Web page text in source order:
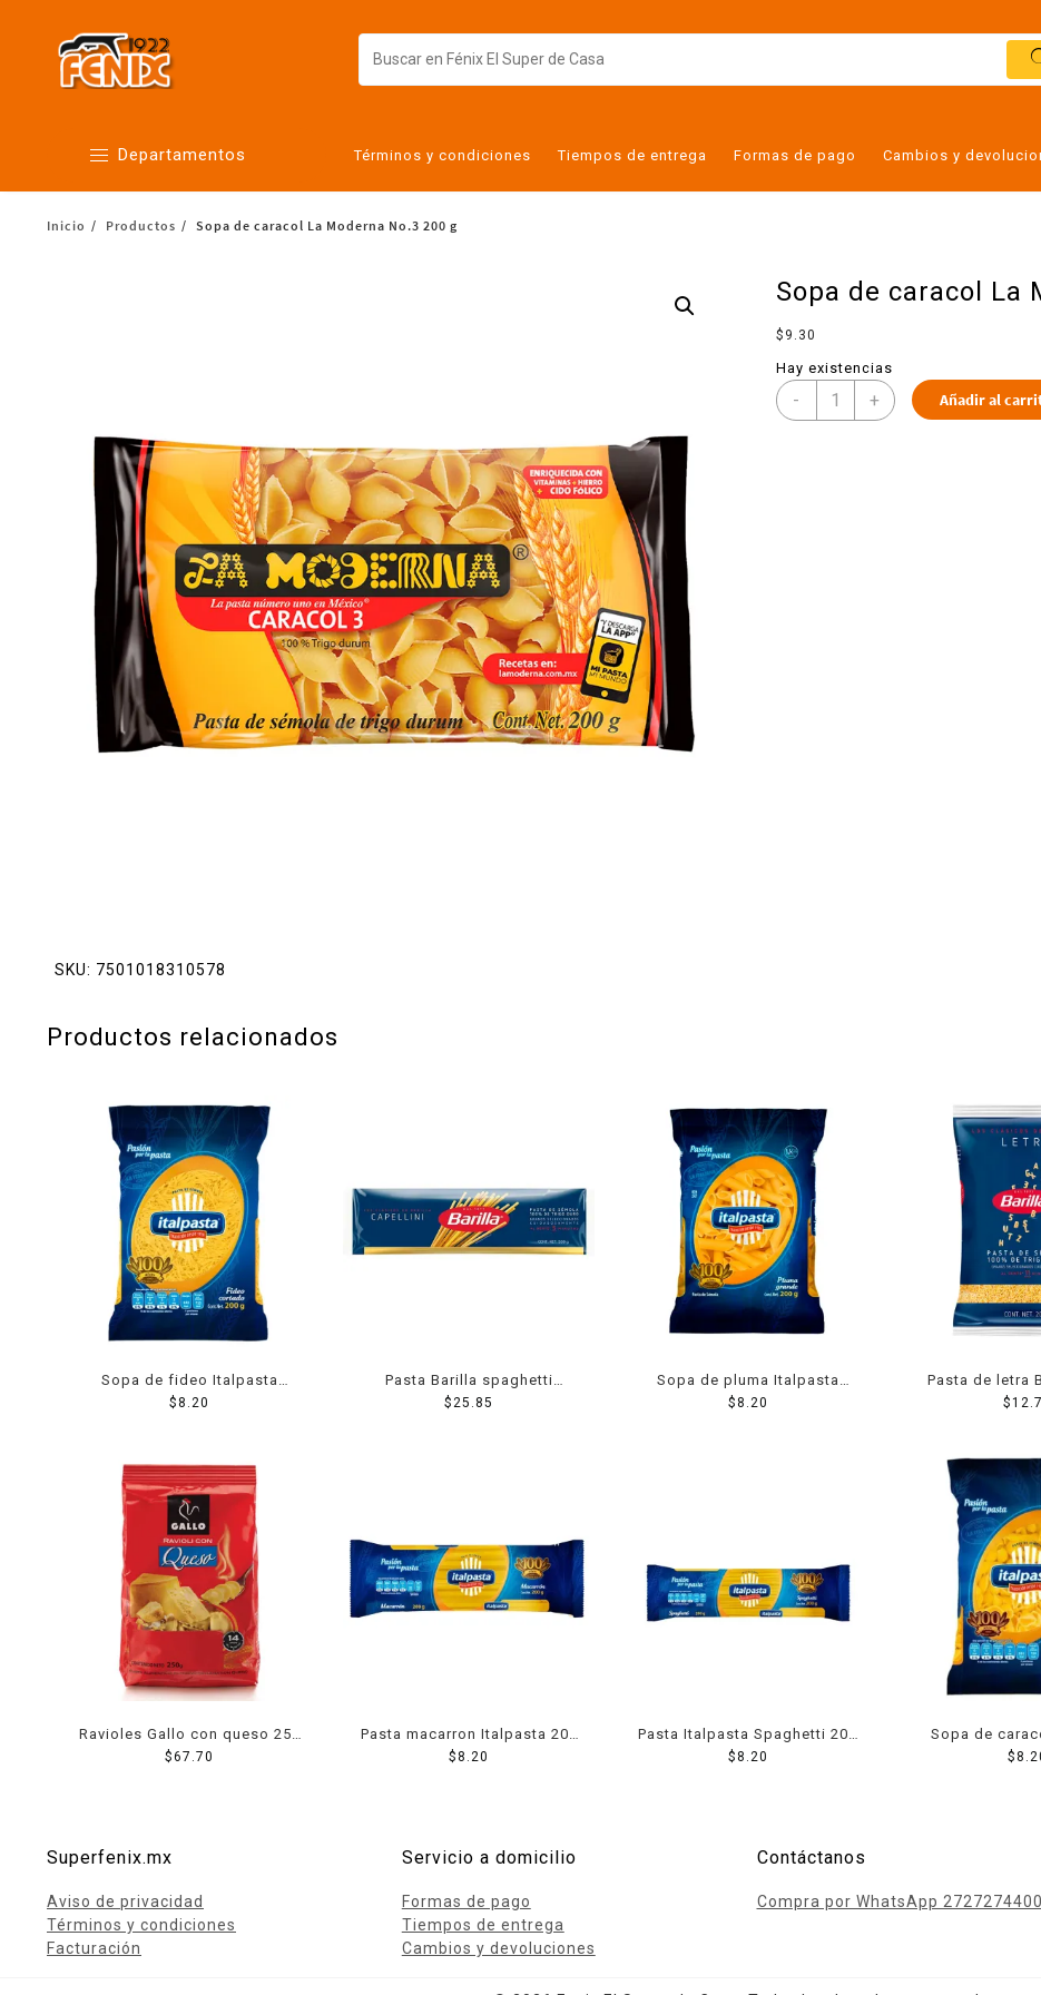
Departamentos
Alimentos
Cuidado personal
Lácteos
Limpieza del hogar
Mascotas
Pan de la casa
Preciasos
Salchichonería
Términos y condiciones Tiempos de entrega Formas de pago Cambios y
Inicio Productos Sopa de caracol La Moderna No.3 200 g
Sopa de caracol La
$ 9.30
Hay existencias
- + Añadir al
SKU: 7501018310578
Productos relacionados
Sopa de fideo Italpasta
cortado 200 g
$ 8.20
Pasta Barilla spaghetti
capellini 500 g
$25.85
Sopa de pluma Italpasta
grande 200 g
$ 8.20
Pasta de letra
$
Ravioles Gallo con queso 250
g
$67.70
Pasta macarron Italpasta 200
g
$ 8.20
Pasta Italpasta Spaghetti 200
Grs
$ 8.20
Sopa de
chico
$
Superfenix.mx
Aviso de privacidad
Términos y condiciones
Facturación
Servicio a domicilio
Formas de pago
Tiempos de entrega
Cambios y devoluciones
Contáctanos
Compra por WhatsApp 2727274400